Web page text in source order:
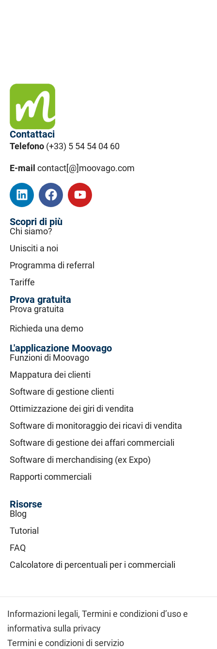
Contattaci
Telefono (+33) 5 54 54 04 60
E-mail contact[@]moovago.com
Scopri di più
Chi siamo?
Unisciti a noi
Programma di referral
Tariffe
Prova gratuita
Prova gratuita
Richieda una demo
L'applicazione Moovago
Funzioni di Moovago
Mappatura dei clienti
Software di gestione clienti
Ottimizzazione dei giri di vendita
Software di monitoraggio dei ricavi di vendita
Software di gestione dei affari commerciali
Software di merchandising (ex Expo)
Rapporti commerciali
Risorse
Blog
Tutorial
FAQ
Calcolatore di percentuali per i commerciali
Informazioni legali, Termini e condizioni d’uso e
informativa sulla privacy
Termini e condizioni di servizio